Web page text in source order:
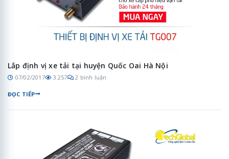
Lắp định vị xe tải tại huyện Quốc Oai Hà Nội
07/02/2017 3.257 2 bình luận
ĐỌC TIẾP